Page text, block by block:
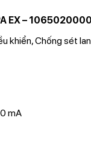
EX – 1065020000
khiển, Chống sét
mA